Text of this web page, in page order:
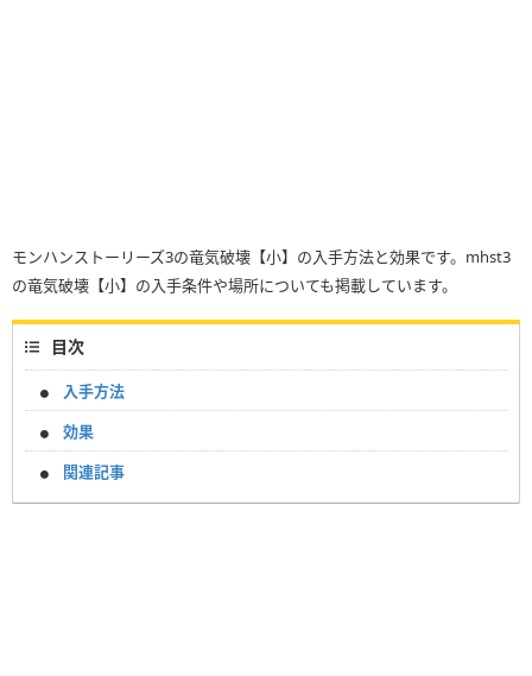
モンハンストーリーズ3の竜気破壊【小】の入手方法と効果です。mhst3
の竜気破壊【小】の入手条件や場所についても掲載しています。
目次
入手方法
効果
関連記事